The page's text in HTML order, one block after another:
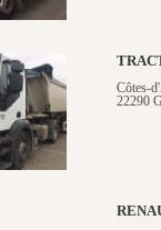
Côtes-
22290